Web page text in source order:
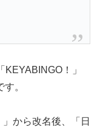
KEYABINGO！」
。
から改名後、「日